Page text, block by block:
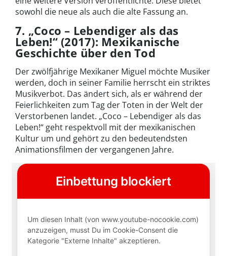
sowohl die neue als auch die alte Fassung an.
7. „Coco – Lebendiger als das
Leben!“ (2017): Mexikanische
Geschichte über den Tod
Der zwölfjährige Mexikaner Miguel möchte Musiker
werden, doch in seiner Familie herrscht ein striktes
Musikverbot. Das ändert sich, als er während der
Feierlichkeiten zum Tag der Toten in der Welt der
Verstorbenen landet. „Coco – Lebendiger als das
Leben!“ geht respektvoll mit der mexikanischen
Kultur um und gehört zu den bedeutendsten
Animationsfilmen der vergangenen Jahre.